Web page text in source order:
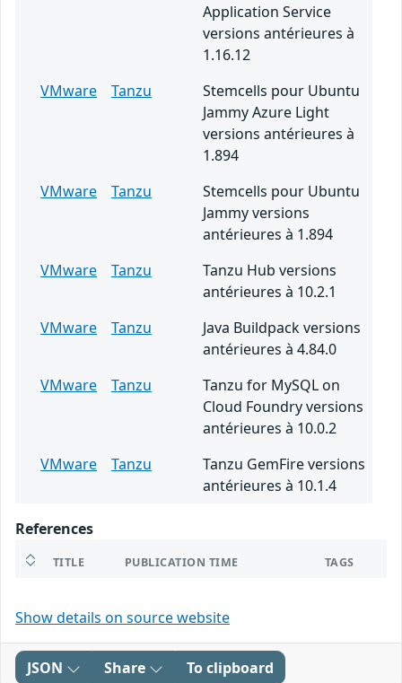
Application Service
versions antérieures à
1.16.12
VMware
Tanzu
Stemcells pour Ubuntu
Jammy Azure Light
versions antérieures à
1.894
VMware
Tanzu
Stemcells pour Ubuntu
Jammy versions
antérieures à 1.894
VMware
Tanzu
Tanzu Hub versions
antérieures à 10.2.1
VMware
Tanzu
Java Buildpack versions
antérieures à 4.84.0
VMware
Tanzu
Tanzu for MySQL on
Cloud Foundry versions
antérieures à 10.0.2
VMware
Tanzu
Tanzu GemFire versions
antérieures à 10.1.4
References
TITLE PUBLICATION TIME TAGS
Show details on source website
JSON Share To clipboard